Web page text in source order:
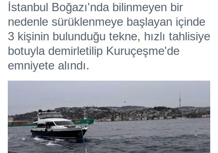
İstanbul Boğazı'nda bilinmeyen bir
nedenle sürüklenmeye başlayan içinde
3 kişinin bulunduğu tekne, hızlı tahlisiye
botuyla demirletilip Kuruçeşme'de
emniyete alındı.